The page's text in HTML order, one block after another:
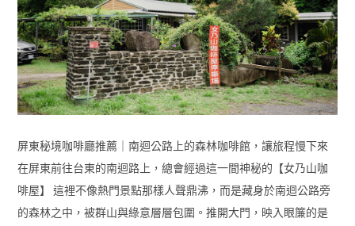
屏東秘境咖啡廳推薦｜南迴公路上的森林咖啡館，讓旅程慢下來
在屏東前往台東的南迴路上，總會經過這一間神秘的【女乃山咖
啡屋】 這裡不像熱門景點那樣人聲鼎沸，而是藏身於南迴公路旁
的森林之中，被群山與綠意層層包圍。推開大門，映入眼簾的是